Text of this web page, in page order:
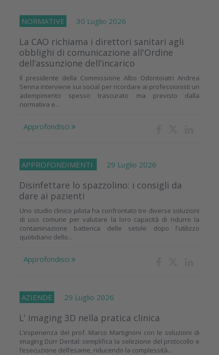
NORMATIVE 30 Luglio 2026
La CAO richiama i direttori sanitari agli
obblighi di comunicazione all'Ordine
dell’assunzione dell’incarico
Il presidente della Commissione Albo Odontoiatri Andrea
Senna interviene sui social per ricordare ai professionisti un
adempimento spesso trascurato ma previsto dalla
normativa e...
Approfondisci
APPROFONDIMENTI 29 Luglio 2026
Disinfettare lo spazzolino: i consigli da
dare ai pazienti
Uno studio clinico pilota ha confrontato tre diverse soluzioni
di uso comune per valutare la loro capacità di ridurre la
contaminazione batterica delle setole dopo l'utilizzo
quotidiano dello...
Approfondisci
AZIENDE 29 Luglio 2026
L’ imaging 3D nella pratica clinica
L’esperienza del prof. Marco Martignoni con le soluzioni di
imaging Dürr Dental: semplifica la selezione del protocollo e
l’esecuzione dell’esame, riducendo la complessità...